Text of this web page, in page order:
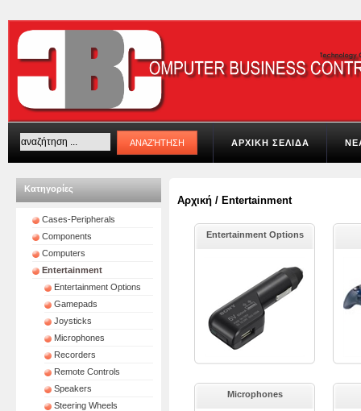
ΑΡΧΙΚΗ ΣΕΛΙΔΑ
Κατηγορίες
Cases-Peripherals
Components
Computers
Entertainment
Entertainment Options
Gamepads
Joysticks
Microphones
Recorders
Remote Controls
Speakers
Steering Wheels
Αρχική / Entertainment
Entertainment Options
Microphones